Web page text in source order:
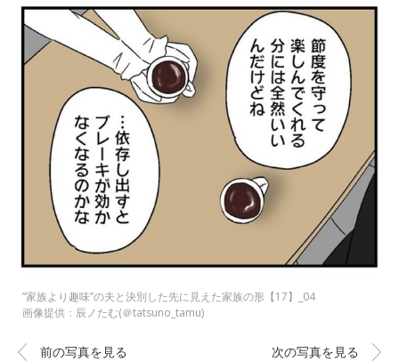
”家族より趣味”の夫と決別した先に見えた家族の形【17】_04
画像提供：辰ノたむ(＠tatsuno_tamu)
前の写真を見る 次の写真を見る